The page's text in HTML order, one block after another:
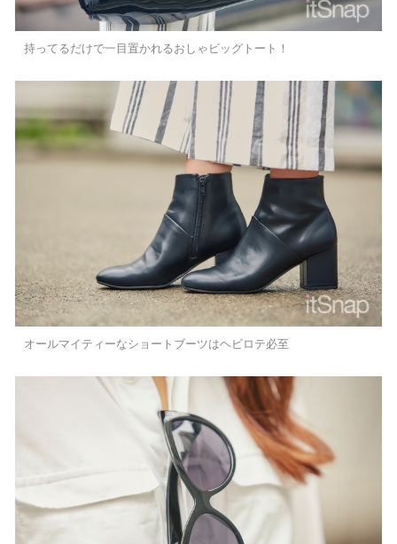
持ってるだけで一目置かれるおしゃビッグトート！
オールマイティーなショートブーツはヘビロテ必至